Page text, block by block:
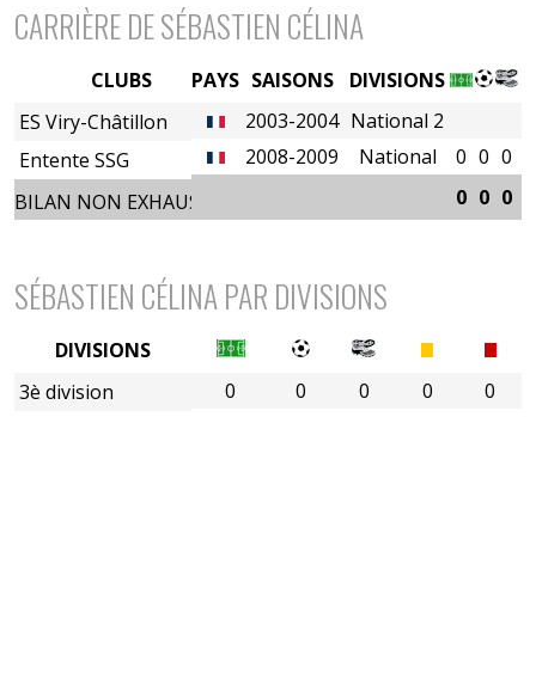
CARRIÈRE DE SÉBASTIEN CÉLINA
PAYS SAISONS
DIVISIONS
2003-2004 National 2
2008-2009
National 0 0 0
0 0 0
CLUBS
ES Viry-Châtillon
Entente SSG
BILAN NON EXHAUSTIF
SÉBASTIEN CÉLINA PAR DIVISIONS
0 0 0 0 0
DIVISIONS
3è division